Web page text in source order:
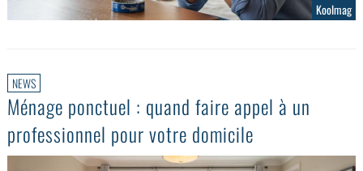
Koolmag
NEWS
Ménage ponctuel : quand faire appel à un
professionnel pour votre domicile